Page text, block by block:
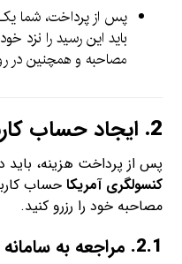
پس از پرداخت، شما
باید این رسید را نزد
مصاحبه و همچنین در
2. ایجاد حساب
پس از پرداخت هزینه، باید
کنسولگری آمریکا حساب
مصاحبه خود را رزرو کنید.
2.1. مراجعه به